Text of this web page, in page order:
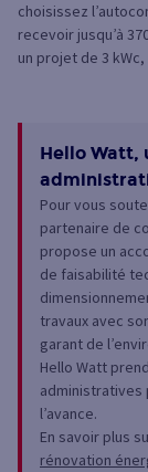
choisissez
recevoir jusqu’à
un projet de 3
Hello Watt,
Pour vous
partenaire de
propose un
de faisabilité
travaux avec
garant de
Hello Watt
administratives
l’avance.
En savoir plus
rénovation